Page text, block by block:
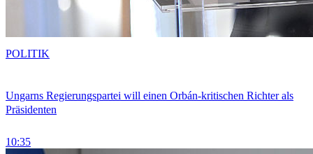
Ungarns Regierungspartei will einen Orbán-kritischen Richter als
Präsidenten
10:35
POLITIK